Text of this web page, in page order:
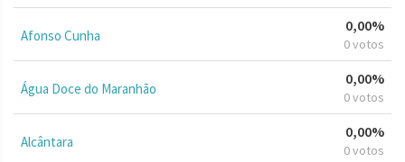
Afonso Cunha
0,00%
0 votos
Água Doce do Maranhão
0,00%
0 votos
Alcântara
0,00%
0 votos